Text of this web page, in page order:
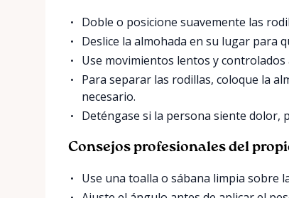
Doble o posicione suavemente las
Deslice la almohada en su lugar para
Use movimientos lentos y
Para separar las rodillas, coloque la
necesario.
Deténgase si la persona siente dolor,
Consejos profesionales del
Use una toalla o sábana limpia sobre